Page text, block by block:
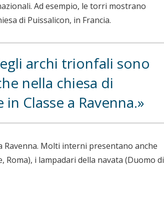
Ad esempio, le torri mostrano
di Puissalicon, in Francia.
archi trionfali sono
nella chiesa di
Classe a Ravenna.
Ravenna. Molti interni presentano anche
i lampadari della navata (Duomo di